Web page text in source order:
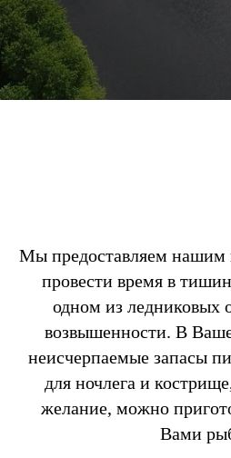
Мы предоставляем нашим
провести время в
одном из ледниковых
возвышенности. В
неисчерпаемые запасы
для ночлега и
желание, можно
Вами